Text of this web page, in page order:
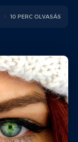
10 PERC OLVASÁS